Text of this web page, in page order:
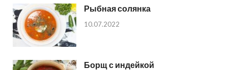
Рыбная солянка
10.07.2022
Борщ с индейкой